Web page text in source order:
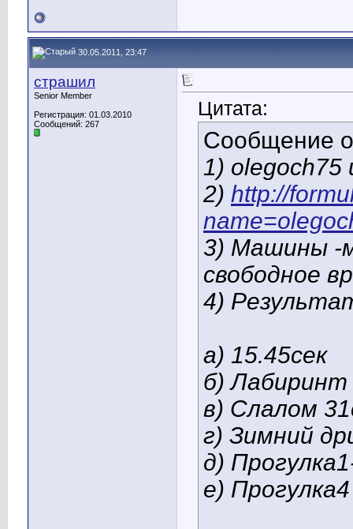
30.05.2011, 23:47
страшил
Senior Member
Регистрация: 01.03.2010
Сообщений: 267
Цитата:
Сообщение
1)
2) http://
3) Машины -
свободное
4)
а) 15.45сек
б) Лабиринт
в) Слалом
г) Зимний
д)
е) Прогулка4